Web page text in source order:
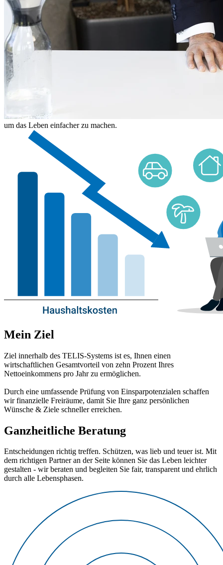
um das Leben einfacher zu machen.
Mein Ziel
Ziel innerhalb des TELIS-Systems ist es, Ihnen einen
wirtschaftlichen Gesamtvorteil von zehn Prozent Ihres
Nettoeinkommens pro Jahr zu ermöglichen.
Durch eine umfassende Prüfung von Einsparpotenzialen schaffen
wir finanzielle Freiräume, damit Sie Ihre ganz persönlichen
Wünsche & Ziele schneller erreichen.
Ganzheitliche Beratung
Entscheidungen richtig treffen. Schützen, was lieb und teuer ist. Mit
dem richtigen Partner an der Seite können Sie das Leben leichter
gestalten - wir beraten und begleiten Sie fair, transparent und ehrlich
durch alle Lebensphasen.